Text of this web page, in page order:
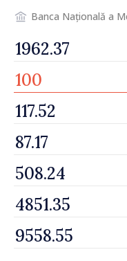
Banca Națională a